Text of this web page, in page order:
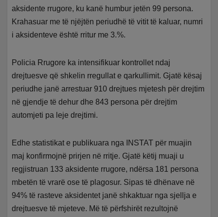
aksidente rrugore, ku kanë humbur jetën 99 persona.
Krahasuar me të njëjtën periudhë të vitit të kaluar, numri
i aksidenteve është rritur me 3.%.
Policia Rrugore ka intensifikuar kontrollet ndaj
drejtuesve që shkelin rregullat e qarkullimit. Gjatë kësaj
periudhe janë arrestuar 910 drejtues mjetesh për drejtim
në gjendje të dehur dhe 843 persona për drejtim
automjeti pa leje drejtimi.
Edhe statistikat e publikuara nga INSTAT për muajin
maj konfirmojnë prirjen në rritje. Gjatë këtij muaji u
regjistruan 133 aksidente rrugore, ndërsa 181 persona
mbetën të vrarë ose të plagosur. Sipas të dhënave në
94% të rasteve aksidentet janë shkaktuar nga sjellja e
drejtuesve të mjeteve. Më të përfshirët rezultojnë